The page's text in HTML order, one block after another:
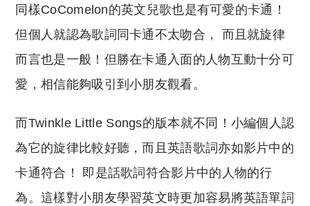
同樣CoComelon的英文兒歌也是有可愛的卡通！
但個人就認為歌詞同卡通不太吻合， 而且就旋律
而言也是一般！但勝在卡通入面的人物互動十分可
愛，相信能夠吸引到小朋友觀看。
而Twinkle Little Songs的版本就不同！小編個人認
為它的旋律比較好聽，而且英語歌詞亦如影片中的
卡通符合！ 即是話歌詞符合影片中的人物的行
為。這樣對小朋友學習英文時更加容易將英語單詞